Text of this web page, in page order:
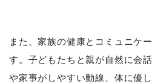
また、家族の健康とコミュニケ
す。子どもたちと親が自然に会
や家事がしやすい動線、体に優